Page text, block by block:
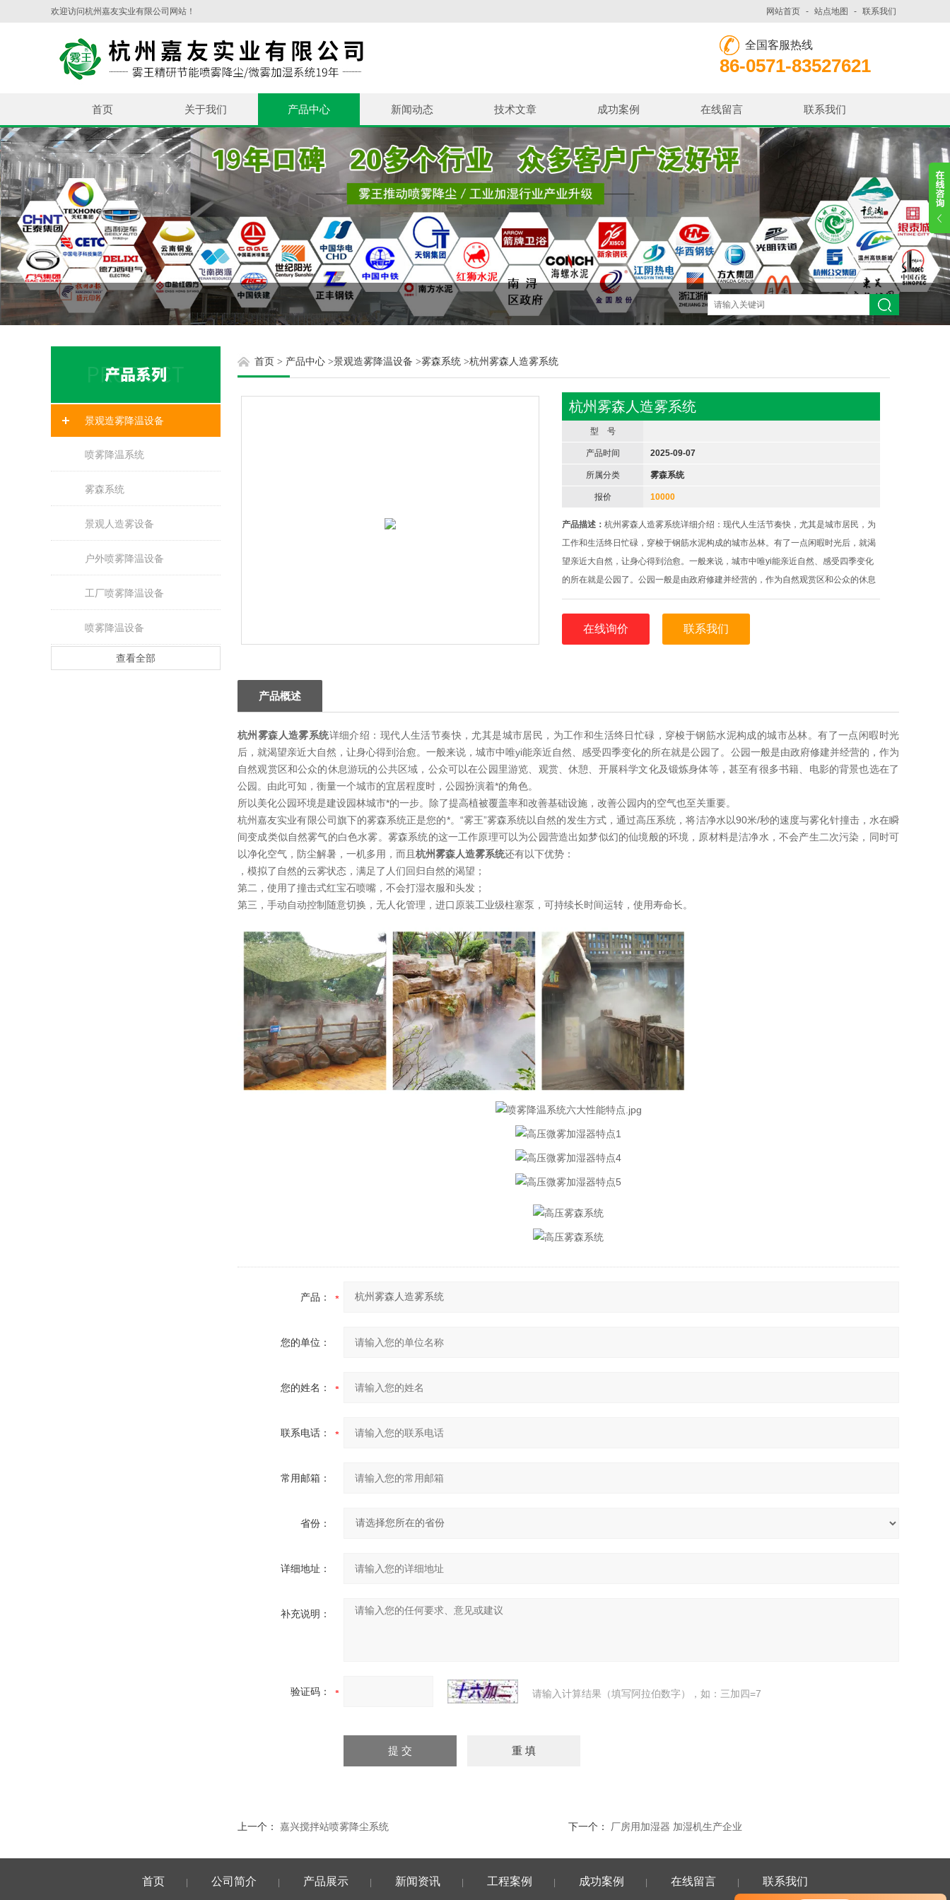
欢迎访问杭州嘉友实业有限公司网站！ 网站首页 - 站点地图 - 联系我们
全国客服热线
86-0571-83527621
首页 关于我们 产品中心 新闻动态 技术文章 成功案例 在线留言 联系我们
景观造雾降温设备
喷雾降温系统
雾森系统
景观人造雾设备
户外喷雾降温设备
工厂喷雾降温设备
喷雾降温设备
查看全部
首页 > 产品中心 >景观造雾降温设备 >雾森系统 >杭州雾森人造雾系统
杭州雾森人造雾系统
型 号
产品时间 2025-09-07
所属分类 雾森系统
报价 10000
产品描述：杭州雾森人造雾系统详细介绍：现代人生活节奏快，尤其是城市居民，为
工作和生活终日忙碌，穿梭于钢筋水泥构成的城市丛林。有了一点闲暇时光后，就渴
望亲近大自然，让身心得到治愈。一般来说，城市中唯yi能亲近自然、感受四季变化
的所在就是公园了。公园一般是由政府修建并经营的，作为自然观赏区和公众的休息
游玩的公共区域，公众可以在公园里游览、观赏、休憩、开展科学文化及锻炼身体
等，甚至有很多书籍、电影的背景也选在了公
在线询价 联系我们
产品概述
杭州雾森人造雾系统详细介绍：现代人生活节奏快，尤其是城市居民，为工作和生活终日忙碌，穿梭于钢筋水泥构成的城市丛林。有了一点闲暇时光
后，就渴望亲近大自然，让身心得到治愈。一般来说，城市中唯yi能亲近自然、感受四季变化的所在就是公园了。公园一般是由政府修建并经营的，作为
自然观赏区和公众的休息游玩的公共区域，公众可以在公园里游览、观赏、休憩、开展科学文化及锻炼身体等，甚至有很多书籍、电影的背景也选在了
公园。由此可知，衡量一个城市的宜居程度时，公园扮演着*的角色。
所以美化公园环境是建设园林城市*的一步。除了提高植被覆盖率和改善基础设施，改善公园内的空气也至关重要。
杭州嘉友实业有限公司旗下的雾森系统正是您的*。“雾王”雾森系统以自然的发生方式，通过高压系统，将洁净水以90米/秒的速度与雾化针撞击，水在瞬
间变成类似自然雾气的白色水雾。雾森系统的这一工作原理可以为公园营造出如梦似幻的仙境般的环境，原材料是洁净水，不会产生二次污染，同时可
以净化空气，防尘解暑，一机多用，而且 杭州雾森人造雾系统还有以下优势：
，模拟了自然的云雾状态，满足了人们回归自然的渴望；
第二，使用了撞击式红宝石喷嘴，不会打湿衣服和头发；
第三，手动自动控制随意切换，无人化管理，进口原装工业级柱塞泵，可持续长时间运转，使用寿命长。
产品：
您的单位：
您的姓名：
联系电话：
常用邮箱：
省份：
详细地址：
补充说明：
验证码： 请输入计算结果（填写阿拉伯数字），如：三加四=7
上一个： 嘉兴搅拌站喷雾降尘系统 下一个： 厂房用加湿器 加湿机生产企业
首页 公司简介 产品展示 新闻资讯 工程案例 成功案例 在线留言 联系我们